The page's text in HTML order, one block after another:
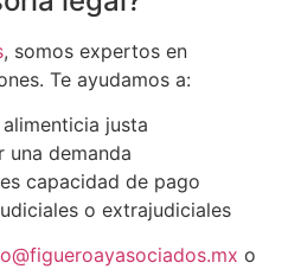
, somos expertos en
Te ayudamos a:
justa
una demanda
capacidad de pago
o extrajudiciales
o